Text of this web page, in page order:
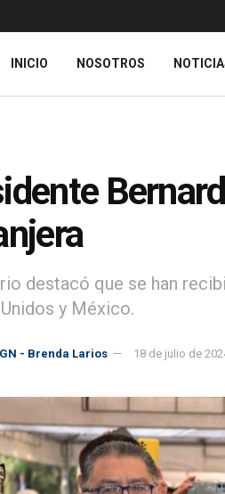
INICIO NOSOTROS
destacó que se han
y México.
- Brenda Larios 18 de julio de